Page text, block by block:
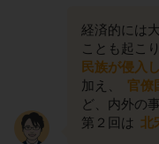
経済的には
ことも起こ
民族が侵入
加え、
官僚
ど、内外の
第２回は 北